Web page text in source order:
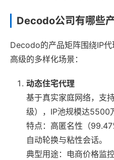
Decodo公司有哪些产
Decodo的产品矩阵围绕IP
高级的多样化场景：
动态住宅代理
基于真实家庭网络，支
级），IP池规模达5500
特点：高匿名性（
自动轮换与粘性会话。
典型用途：电商价格监